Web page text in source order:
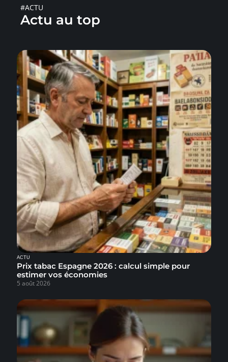
#ACTU
Actu au top
ACTU
Prix tabac Espagne 2026 : calcul simple pour
estimer vos économies
5 août 2026